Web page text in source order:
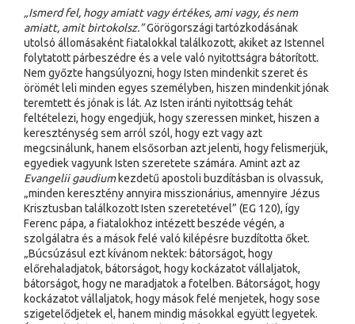
„Ismerd fel, hogy amiatt vagy értékes, ami vagy, és nem
amiatt, amit birtokolsz.”Görögországi tartózkodásának
utolsó állomásaként fiatalokkal találkozott, akiket az Istennel
folytatott párbeszédre és a vele való nyitottságra bátorított.
Nem győzte hangsúlyozni, hogy Isten mindenkit szeret és
örömét leli minden egyes személyben, hiszen mindenkit jónak
teremtett és jónak is lát. Az Isten iránti nyitottság tehát
feltételezi, hogy engedjük, hogy szeressen minket, hiszen a
kereszténység sem arról szól, hogy ezt vagy azt
megcsinálunk, hanem elsősorban azt jelenti, hogy felismerjük,
egyediek vagyunk Isten szeretete számára. Amint azt az
Evangelii gaudiumkezdetű apostoli buzdításban is olvassuk,
„minden keresztény annyira misszionárius, amennyire Jézus
Krisztusban találkozott Isten szeretetével” (EG 120), így
Ferenc pápa, a fiatalokhoz intézett beszéde végén, a
szolgálatra és a mások felé való kilépésre buzdította őket.
„Búcsúzásul ezt kívánom nektek: bátorságot, hogy
előrehaladjatok, bátorságot, hogy kockázatot vállaljatok,
bátorságot, hogy ne maradjatok a fotelben. Bátorságot, hogy
kockázatot vállaljatok, hogy mások felé menjetek, hogy sose
szigetelődjetek el, hanem mindig másokkal együtt legyetek.